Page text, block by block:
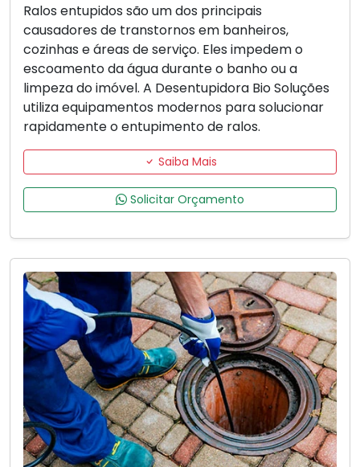
Ralos entupidos são um dos principais
causadores de transtornos em banheiros,
cozinhas e áreas de serviço. Eles impedem o
escoamento da água durante o banho ou a
limpeza do imóvel. A Desentupidora Bio Soluções
utiliza equipamentos modernos para solucionar
rapidamente o entupimento de ralos.
Saiba Mais
Solicitar Orçamento